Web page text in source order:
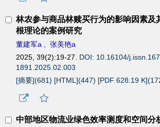
林农参与商品林赎买行为的影响因素
根理论的案例研究
董建军a , 张美艳a
2025, 39(2):19-27. DOI: 10.16104/
1891.2025.02.003
[摘要](681) [HTML](447) [PDF 628.19 K](
中部地区物流业绿色效率测度和空间分